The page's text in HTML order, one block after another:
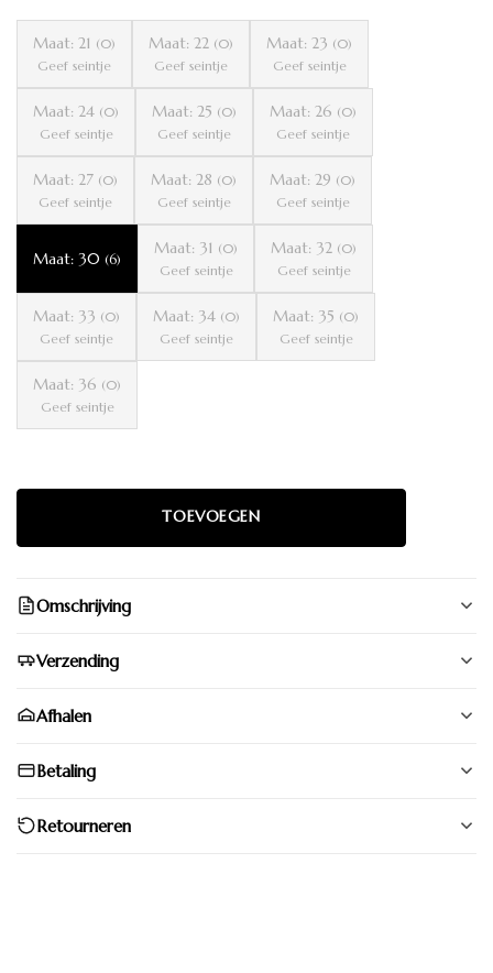
Maat: 21 (0)
Geef seintje
Maat: 22 (0)
Geef seintje
Maat: 23 (0)
Geef seintje
Maat: 24 (0)
Geef seintje
Maat: 25 (0)
Geef seintje
Maat: 26 (0)
Geef seintje
Maat: 27 (0)
Geef seintje
Maat: 28 (0)
Geef seintje
Maat: 29 (0)
Geef seintje
Maat: 30 (6)
Maat: 31 (0)
Geef seintje
Maat: 32 (0)
Geef seintje
Maat: 33 (0)
Geef seintje
Maat: 34 (0)
Geef seintje
Maat: 35 (0)
Geef seintje
Maat: 36 (0)
Geef seintje
Omschrijving
Verzending
Afhalen
Betaling
Retourneren